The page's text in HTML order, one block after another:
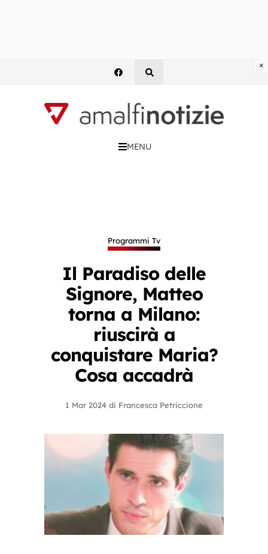
MENU
Programmi Tv
Il Paradiso delle
Signore, Matteo
torna a Milano:
riuscirà a
conquistare Maria?
Cosa accadrà
1 Mar 2024 di Francesca Petriccione
×